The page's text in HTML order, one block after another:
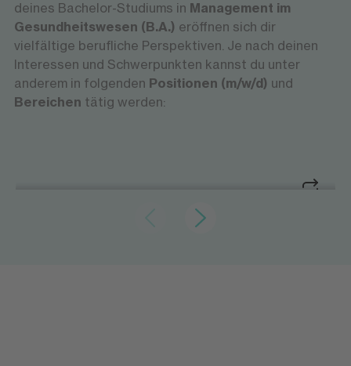
deines Bachelor-Studiums in Management im
Gesundheitswesen (B.A.) eröffnen sich dir
vielfältige berufliche Perspektiven. Je nach deinen
Interessen und Schwerpunkten kannst du unter
anderem in folgenden Positionen (m/w/d) und
Bereichen tätig werden:
Digital Health Manager
Digitale Lösungen im Gesundheitswesen